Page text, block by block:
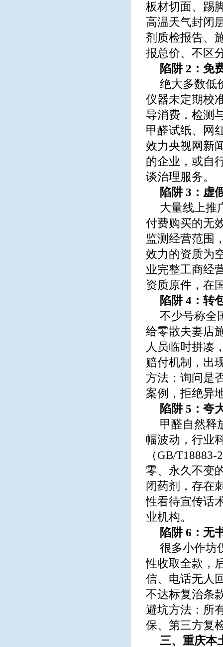
板材切面、踢
高温天气封闭
剂质检报告、
报总价、不区
陷阱 2：免
绝大多数低
仪器未定期校
导消费，检测
甲醛试纸、网
效力央视网新
的企业，或自
谈治理服务。
陷阱 3：虚
大量线上推
付费购买的无
监测经营范围
效力的资质为
业完整工商经
资质原件，在
陷阱 4：转
不少号称全
给零散夫妻店
人员临时拼凑
赔付机制，出
方法：询问是
案例，拒绝异
陷阱 5：夸
甲醛自然释
幅波动，行业
（GB/
零、永久不变
闭药剂，存在
性看待宣传话
业机构。
陷阱 6：无
很多小作坊
性收取全款，
信、电话无人
不达标复治条
避坑方法：所
保、第三方复
三、重庆本